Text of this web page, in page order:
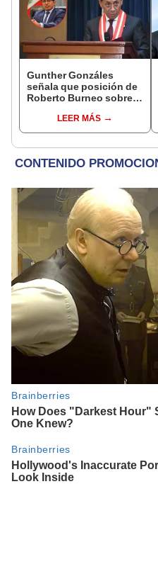
Gunther Gonzáles
señala que posición de
Roberto Burneo sobre
Aliaga no representan al
JNE
LEER MÁS